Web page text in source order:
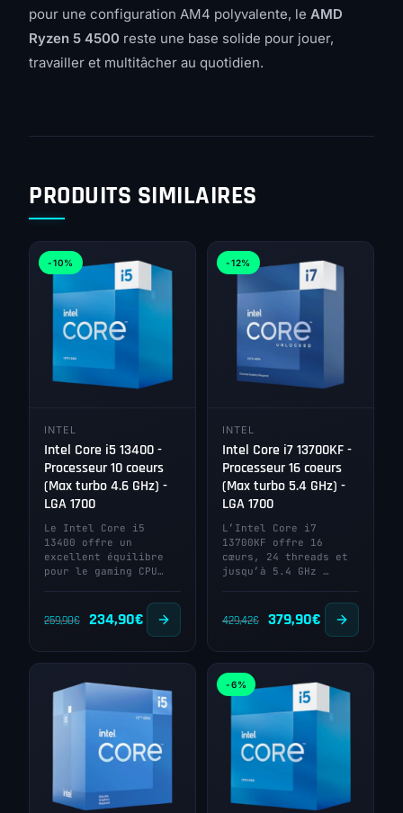
pour une configuration AM4 polyvalente, le AMD
Ryzen 5 4500 reste une base solide pour jouer,
travailler et multitâcher au quotidien.
PRODUITS SIMILAIRES
-10%
INTEL
Intel Core i5 13400 -
Processeur 10 coeurs
(Max turbo 4.6 GHz) -
LGA 1700
Le Intel Core i5
13400 offre un
excellent équilibre
pour le gaming CPU…
259,90€
Le
initial
était :
259,90€.
234,90€
prix
actuel
est :
234,90€.
-12%
INTEL
Intel Core i7 13700KF -
Processeur 16 coeurs
(Max turbo 5.4 GHz) -
LGA 1700
L’Intel Core i7
13700KF offre 16
cœurs, 24 threads et
jusqu’à 5.4 GHz …
429,42€
Le
initial
était :
429,42€.
379,90€
prix
actuel
est :
379,90€.
-6%